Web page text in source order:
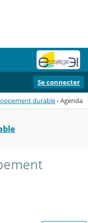
Se connecter
durable›Agenda